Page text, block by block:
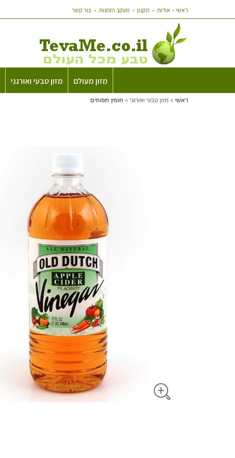
ראשי אודות תקנון מעקב הזמנות צור קשר
מזון מעולם מזון טבעי ואורגני
ראשי > מזון טבעי ואורגני > חומץ תפוחים